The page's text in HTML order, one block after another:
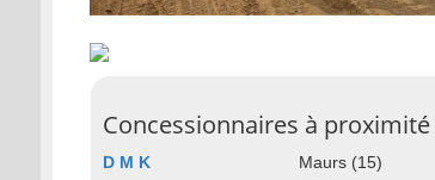
Concessionnaires à proximité
D M K
Maurs (15)